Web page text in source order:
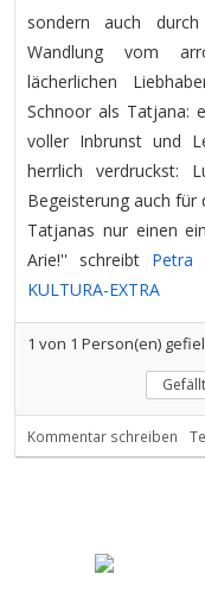
sondern auch
Wandlung vom
lächerlichen
Schnoor als Tatjana:
voller Inbrunst und
herrlich verdruckst:
Begeisterung auch für
Tatjanas nur einen
Arie!'' schreibt Petra
KULTURA-EXTRA
1 von 1 Person(en)
Kommentar schreiben